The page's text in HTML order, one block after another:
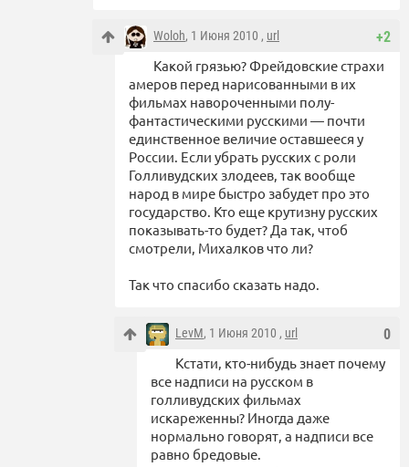
+2
Woloh, 1 Июня 2010 , url
Какой грязью? Фрейдовские страхи
амеров перед нарисованными в их
фильмах навороченными полу-
фантастическими русскими — почти
единственное величие оставшееся у
России. Если убрать русских с роли
Голливудских злодеев, так вообще
народ в мире быстро забудет про это
государство. Кто еще крутизну русских
показывать-то будет? Да так, чтоб
смотрели, Михалков что ли?
Так что спасибо сказать надо.
0
LevM, 1 Июня 2010 , url
Кстати, кто-нибудь знает почему
все надписи на русском в
голливудских фильмах
искареженны? Иногда даже
нормально говорят, а надписи все
равно бредовые.